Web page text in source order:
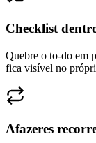
Checklist
Quebre o to-do em
fica visível no
Afazeres